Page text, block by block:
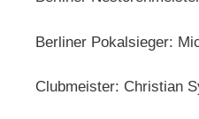
Berliner Pokalsieger:
Clubmeister: Christian